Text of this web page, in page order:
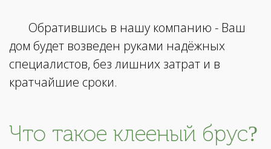
Обратившись в нашу компанию - Ваш
дом будет возведен руками надёжных
специалистов, без лишних затрат и в
кратчайшие сроки.
Что такое клееный брус?